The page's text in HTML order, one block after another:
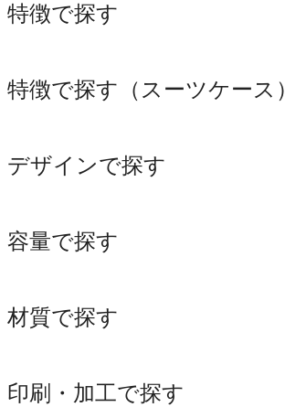
特徴で探す
特徴で探す（スーツケース）
デザインで探す
容量で探す
材質で探す
印刷・加工で探す